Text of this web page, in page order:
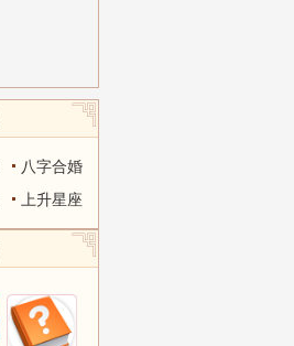
八字合婚
上升星座